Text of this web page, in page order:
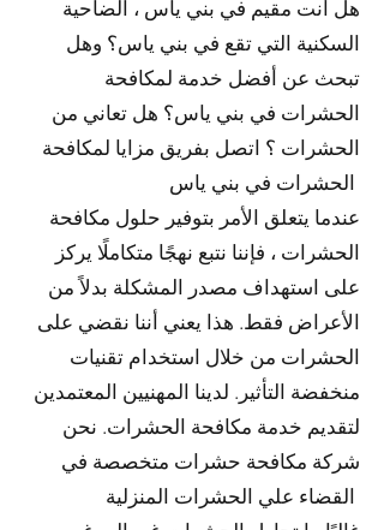
هل أنت مقيم في بني ياس ، الضاحية
السكنية التي تقع في بني ياس؟ وهل
تبحث عن أفضل خدمة لمكافحة
الحشرات في بني ياس؟ هل تعاني من
الحشرات ؟ اتصل بفريق مزايا لمكافحة
عندما يتعلق الأمر بتوفير حلول مكافحة
الحشرات ، فإننا نتبع نهجًا متكاملًا يركز
على استهداف مصدر المشكلة بدلاً من
الأعراض فقط. هذا يعني أننا نقضي على
الحشرات من خلال استخدام تقنيات
منخفضة التأثير. لدينا المهنيين المعتمدين
لتقديم خدمة مكافحة الحشرات. نحن
شركة مكافحة حشرات متخصصة في